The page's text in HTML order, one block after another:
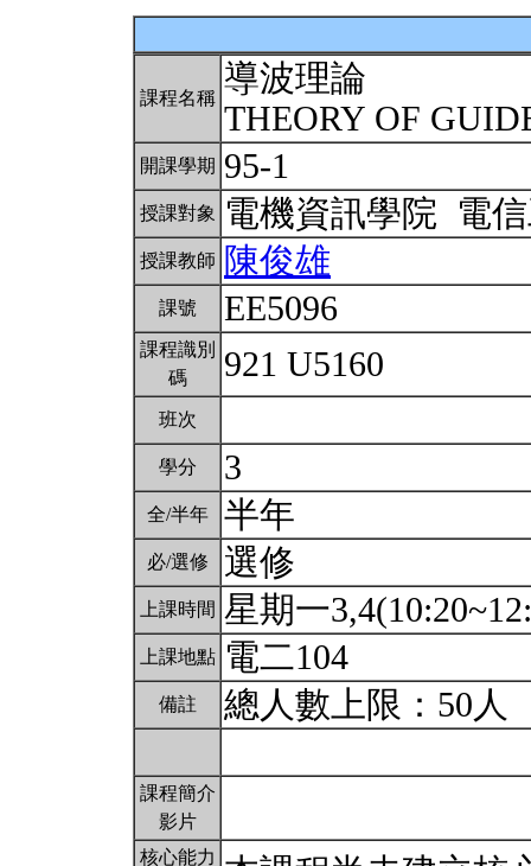
課程名稱 導波理論
THEORY OF
開課學期 95-1
授課對象 電機資訊學院 電
授課教師 陳俊雄
課號 EE5096
課程識別
碼
921 U5160
班次
學分 3
全/半年 半年
必/選修 選修
上課時間 星期一
上課地點 電二104
備註 總人數上限：50人
課程簡介
影片
核心能力